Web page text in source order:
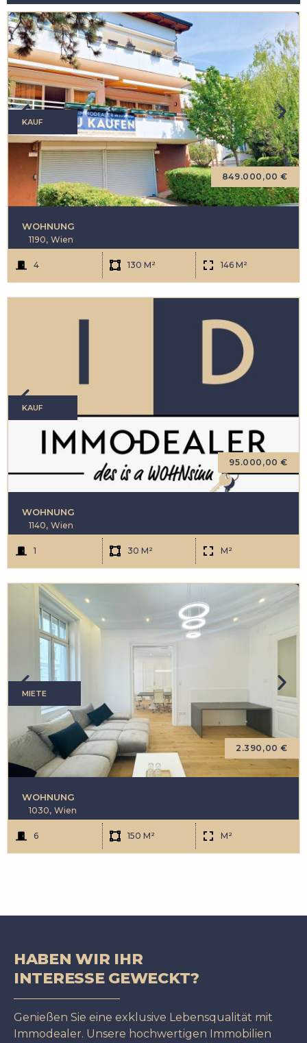
WOHNUNG
KAUF
1190, Wien
4 130 M² 146 M²
849.000,00 €
WOHNUNG
KAUF
1140, Wien
1 30 M² M²
95.000,00 €
WOHNUNG
MIETE
1030, Wien
6 150 M² M²
2.390,00 €
HABEN WIR IHR
INTERESSE GEWECKT?
Genießen Sie eine exklusive Lebensqualität mit
Immodealer. Unsere hochwertigen Immobilien